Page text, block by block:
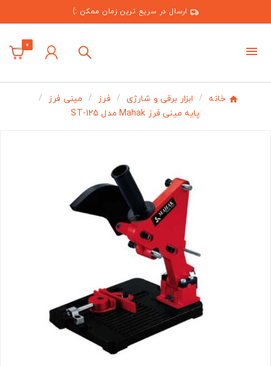
ارسال در سریع ترین زمان ممکن :)
0
خانه ابزار برقی و شارژی فرز
مینی فرز
پایه مینی فرز Mahak مدل ST-125